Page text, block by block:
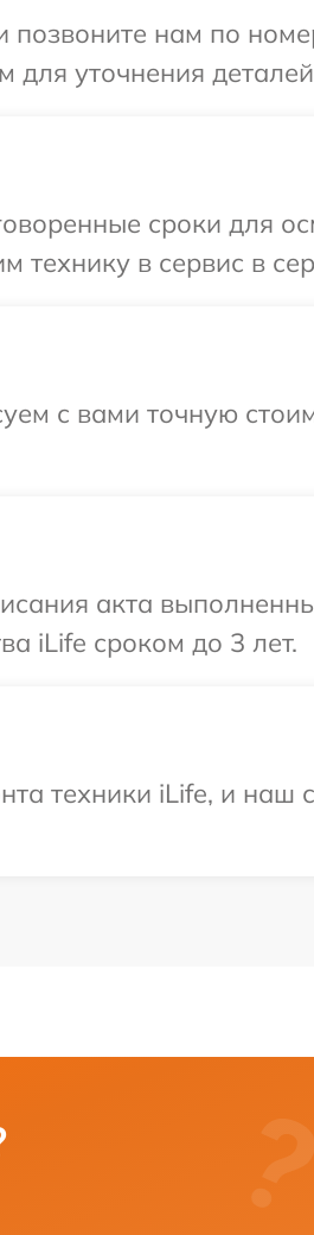
нам по
для уточнения
сроки для
технику в сервис в
с вами точную
акта
iLife сроком до 3 лет.
техники iLife, и наш